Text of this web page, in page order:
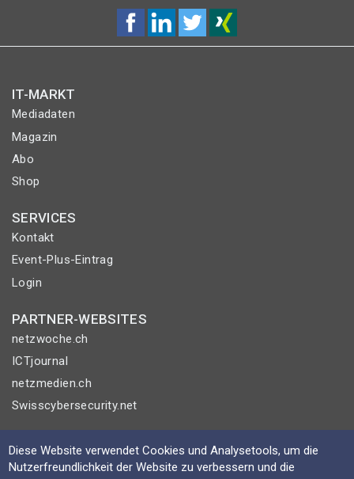
IT-MARKT
Mediadaten
Magazin
Abo
Shop
SERVICES
Kontakt
Event-Plus-Eintrag
Login
PARTNER-WEBSITES
netzwoche.ch
ICTjournal
netzmedien.ch
Swisscybersecurity.net
© NETZMEDIEN AG 2026
Impressum
Diese Website verwendet Cookies und Analysetools, um die
Nutzerfreundlichkeit der Website zu verbessern und die